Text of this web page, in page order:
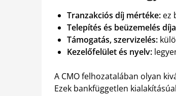
Tranzakciós díj mértéke: ez
Telepítés és beüzemelés
Támogatás, szervizelés:
Kezelőfelület és nyelv:
A CMO felhozatalában olyan
Ezek bankfüggetlen